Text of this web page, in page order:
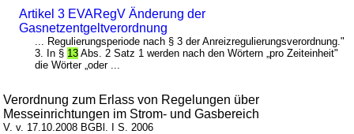
Artikel 3 EVARegV Änderung der
Gasnetzentgeltverordnung
... Regulierungsperiode nach § 3 der Anreizregulierungsverordnung."
3. In § 13 Abs. 2 Satz 1 werden nach den Wörtern „pro Zeiteinheit"
die Wörter „oder ...
Verordnung zum Erlass von Regelungen über
Messeinrichtungen im Strom- und Gasbereich
V. v. 17.10.2008 BGBl. I S. 2006